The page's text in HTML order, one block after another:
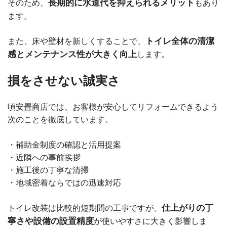
そのため、 長期的に水道代を抑えられるメリット もあり
ます。
また、床や壁材を新しくすることで、
トイレ全体の清潔
感とメンテナンス性が大きく向上します。
損をさせない誠実さ
頃安畳商店では、お客様が安心してリフォームできるよう
次のことを徹底しています。
・補助金制度の確認と活用提案
・近隣への事前挨拶
・施工後の丁寧な清掃
・地域密着ならではの迅速対応
トイレ改装は比較的短期間の工事ですが、 仕上がりの丁
寧さや設備の設置精度が使いやすさに大きく影響しま